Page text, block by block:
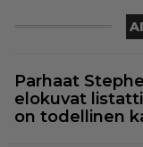
Parhaat
elokuvat
on todellinen